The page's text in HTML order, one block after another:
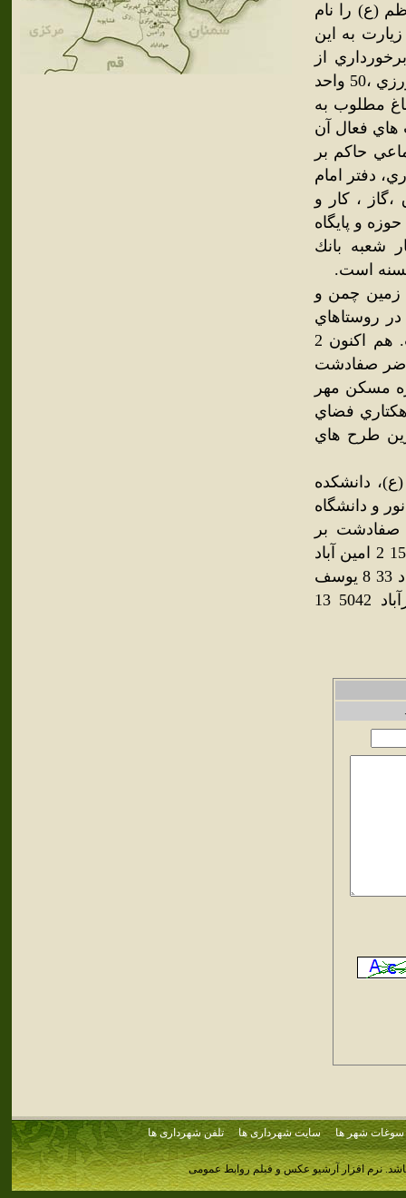
(ع) را نام
به اين
از
شهرك صنعتي مصوب با 600 كارخانه و كارگاه صنعتي ،‌30 واحد كشاورزي ،‌50 واحد
اراضي كشاورزي و 850 هكتار باغ مطلوب به
فعال آن
حاكم بر
دفتر امام
، كار و
و پايگاه
شعبه بانك
است.
شامل زمين چمن و
روستاهاي
حريم است و از نظر سرانه ورزشي از رتبه خوبي برخوردار است. هم اكنون 2
صفادشت
است. پروژه مسكن مهر
و 500 واحد مسكوني ، موزه حيات وحش ، تفرجگاه100 هكتاري فضاي
طرح هاي
دانشكده
و دانشگاه
صفادشت بر
اساس آمار سال 1385 : رديف نام منطقه سال1385 1 صفادشت 15855 2 امين آباد
210 3 دهك 493 4 سلميان 136 5 ارسطو 971 6 كهريزك 389 7 نور آباد 33 8 يوسف
اباد 4158 9 اميريه 64 10 شريف آباد 139 11 شش 523 12 اميرآباد 5042 13
سوغات شهر ها سایت شهرداری ها تلفن شهرداری ها
نرم افزار آرشیو عکس و فیلم روابط عمومی